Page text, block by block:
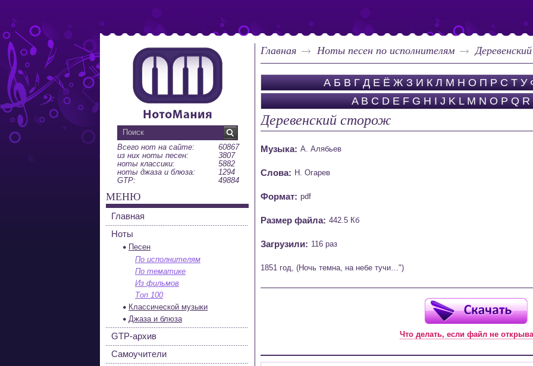
Главная Ноты песен по исполнителям
А Б В Г Д Е Ё Ж З И К Л М Н О П Р С Т У
A B C D E F G H I J K L M N O P Q R
Деревенский сторож
Музыка: А. Алябьев
Слова: Н. Огарев
Формат: pdf
Размер файла: 442.5 Кб
Загрузили: 116 раз
1851 год, (Ночь темна, на небе тучи…")
Что делать, если файл не
Всего нот на сайте:
60867
из них ноты песен:
3807
ноты классики:
5882
ноты джаза и блюза:
1294
GTP:
49884
МЕНЮ
Главная
Ноты
Песен
По исполнителям
По тематике
Из фильмов
Топ 100
Классической музыки
Джаза и блюза
GTP-архив
Самоучители